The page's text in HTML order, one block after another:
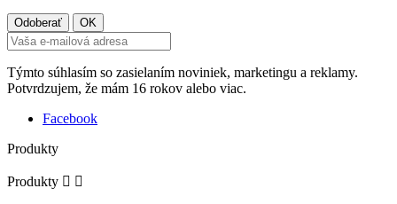
Týmto súhlasím so zasielaním noviniek, marketingu a reklamy.
Potvrdzujem, že mám 16 rokov alebo viac.
Facebook
Produkty
Produkty  